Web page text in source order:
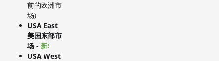
前的欧洲市
场)
USA East
美国东部市
场 - 新!
USA West